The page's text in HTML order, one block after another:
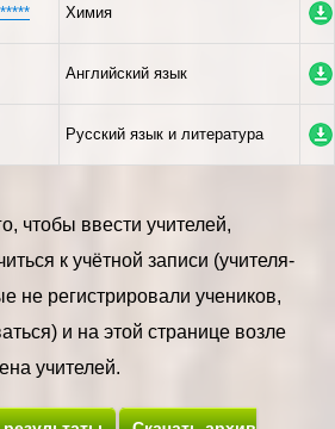
Химия
Английский язык
Русский язык и литература
чтобы ввести учителей,
к учётной записи (учителя-
не регистрировали учеников,
и на этой странице возле
учителей.